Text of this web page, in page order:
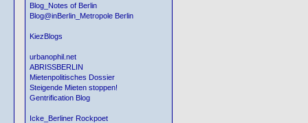
Blog_Notes of Berlin
Blog@inBerlin_Metropole Berlin
KiezBlogs
urbanophil.net
ABRISSBERLIN
Mietenpolitisches Dossier
Steigende Mieten stoppen!
Gentrification Blog
Icke_Berliner Rockpoet